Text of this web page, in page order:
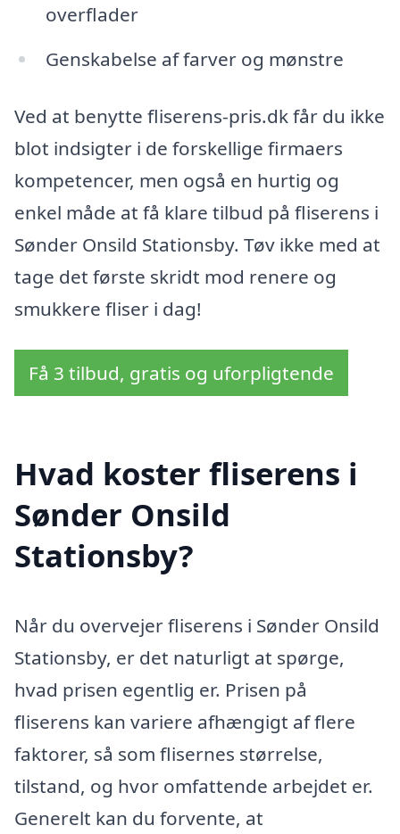
overflader
Genskabelse af farver og mønstre
Ved at benytte fliserens-pris.dk får du ikke
blot indsigter i de forskellige firmaers
kompetencer, men også en hurtig og
enkel måde at få klare tilbud på fliserens i
Sønder Onsild Stationsby. Tøv ikke med at
tage det første skridt mod renere og
smukkere fliser i dag!
Få 3 tilbud, gratis og uforpligtende
Hvad koster fliserens i
Sønder Onsild
Stationsby?
Når du overvejer fliserens i Sønder Onsild
Stationsby, er det naturligt at spørge,
hvad prisen egentlig er. Prisen på
fliserens kan variere afhængigt af flere
faktorer, så som flisernes størrelse,
tilstand, og hvor omfattende arbejdet er.
Generelt kan du forvente, at